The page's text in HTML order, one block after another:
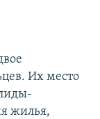
Их место
жилья,